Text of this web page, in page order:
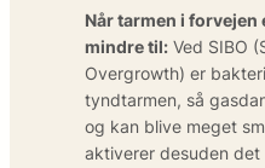
Når tarmen i forvejen
mindre til: Ved SIBO
Overgrowth) er
tyndtarmen, så
og kan blive meget
aktiverer desuden det